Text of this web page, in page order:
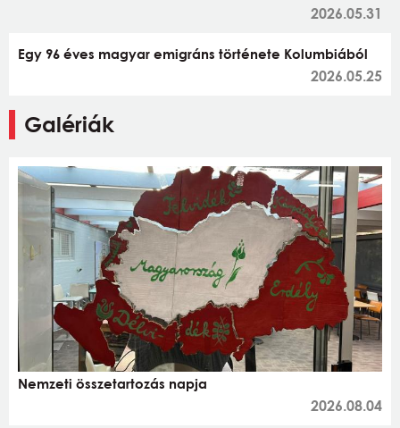
2026.05.31
Egy 96 éves magyar emigráns története Kolumbiából
2026.05.25
Galériák
Nemzeti összetartozás napja
2026.08.04